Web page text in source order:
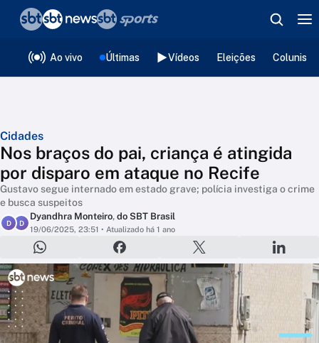
Ao vivo Últimas Vídeos Eleições
Cidades
Nos braços do pai, criança é atingida
por disparo em ataque no Recife
Gustavo segue internado em estado grave; polícia investiga o crime
e busca suspeitos
D D
Dyandhra Monteiro, do SBT Brasil
19/06/2025, 23:51 • Atualizado há 1 ano
❮voltar
Editorias